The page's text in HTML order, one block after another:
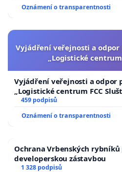
Oznámení o transparentnosti
Vyjádření veřejnosti a odpor
„Logistické
Vyjádření veřejnosti a odpor
„Logistické centrum FCC
459 podpisů
Oznámení o transparentnosti
Ochrana Vrbenských
developerskou zástavbou
1 328 podpisů